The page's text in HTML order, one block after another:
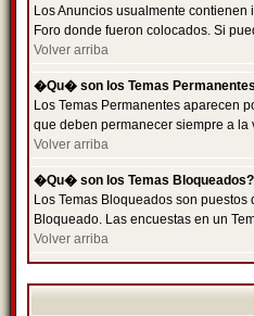
Los Anuncios usualmente
Foro donde fueron colocados. Si
Volver arriba
�Qu� son los Temas
Los Temas Permanentes aparecen
que deben permanecer siempre a
Volver arriba
�Qu� son los Temas Bloqueados?
Los Temas Bloqueados son
Bloqueado. Las encuestas en un
Volver arriba